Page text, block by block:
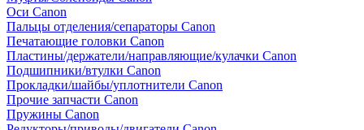
Оси Canon
Пальцы отделения/сепараторы Canon
Печатающие головки Canon
Пластины/держатели/направляющие/кулачки Canon
Подшипники/втулки Canon
Прокладки/шайбы/уплотнители Canon
Прочие запчасти Canon
Пружины Canon